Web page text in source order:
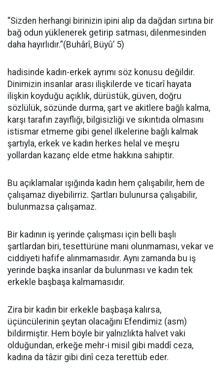
“Sizden herhangi birinizin ipini alıp da dağdan sırtına bir
bağ odun yüklenerek getirip satması, dilenmesinden
daha hayırlıdır.”(Buhârî, Büyû’ 5)
hadisinde kadın-erkek ayrımı söz konusu değildir.
Dinimizin insanlar arası ilişkilerde ve ticarî hayata
ilişkin koyduğu açıklık, dürüstük, güven, doğru
sözlülük, sözünde durma, şart ve akitlere bağlı kalma,
karşı tarafın zayıflığı, bilgisizliği ve sıkıntıda olmasını
istismar etmeme gibi genel ilkelerine bağlı kalmak
şartıyla, erkek ve kadın herkes helal ve meşru
yollardan kazanç elde etme hakkına sahiptir.
Bu açıklamalar ışığında kadın hem çalışabilir, hem de
çalışamaz diyebilirriz. Şartları bulunursa çalışabilir,
bulunmazsa çalışamaz.
Bir kadının iş yerinde çalışması için belli başlı
şartlardan biri, tesettürüne mani olunmaması, vekar ve
ciddiyeti hafife alınmamasıdır. Aynı zamanda bu iş
yerinde başka insanlar da bulunması ve kadın tek
erkekle başbaşa kalmamasıdır.
Zira bir kadın bir erkekle başbaşa kalırsa,
üçüncülerinin şeytan olacağını Efendimiz (asm)
bildirmiştir. Hem böyle bir yalnızlıkta halvet vaki
olduğundan, erkeğe mehr-i misil gibi maddî ceza,
kadına da tâzir gibi dinî ceza terettüb eder.